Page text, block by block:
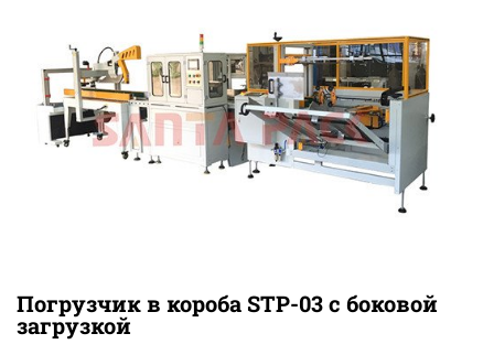
Погрузчик в короба STP-03 с боковой
загрузкой